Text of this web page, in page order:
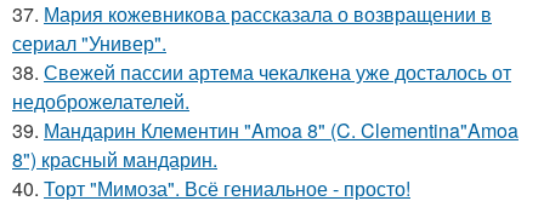
37. Мария кожевникова рассказала о возвращении в
сериал "Универ".
38. Свежей пассии артема чекалкена уже досталось от
недоброжелателей.
39. Мандарин Клементин "Amoa 8" (C. Clementina"Amoa
8") красный мандарин.
40. Торт "Мимоза". Всё гениальное - просто!